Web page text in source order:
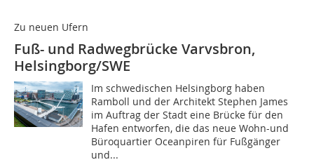
Zu neuen Ufern
Fuß- und Radwegbrücke Varvsbron,
Helsingborg/SWE
Im schwedischen Helsingborg haben
Ramboll und der Architekt Stephen James
im Auftrag der Stadt eine Brücke für den
Hafen entworfen, die das neue Wohn-und
Büroquartier Oceanpiren für Fußgänger
und...